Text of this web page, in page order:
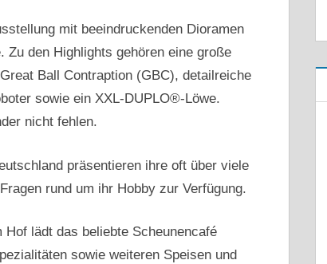
mit beeindruckenden Dioramen
Zu den Highlights gehören eine große
Ball Contraption (GBC), detailreiche
sowie ein XXL-DUPLO®-Löwe.
nicht fehlen.
präsentieren ihre oft über viele
rund um ihr Hobby zur Verfügung.
lädt das beliebte Scheunencafé
sowie weiteren Speisen und